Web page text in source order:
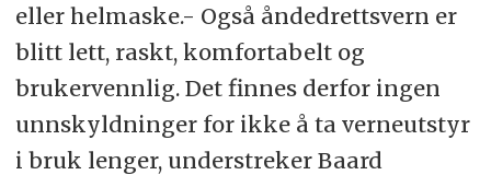
eller helmaske.- Også åndedrettsvern er
blitt lett, raskt, komfortabelt og
brukervennlig. Det finnes derfor ingen
unnskyldninger for ikke å ta verneutstyr
i bruk lenger, understreker Baard